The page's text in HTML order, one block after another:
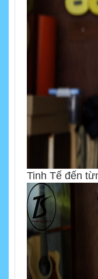
Tinh Tế đến